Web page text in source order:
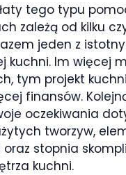
tego typu
zależą od kilku
jeden z
kuchni. Im więcej
tym projekt
finansów.
oczekiwania
tworzyw,
stopnia
kuchni.